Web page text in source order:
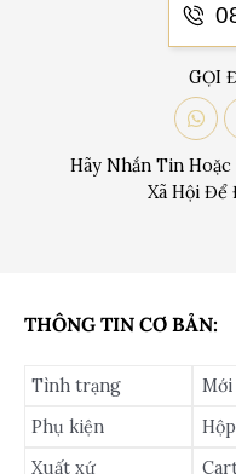
GỌI
Hãy Nhắn Tin
Xã Hội Để
THÔNG TIN CƠ BẢN:
Tình trạng
Mới
Phụ kiện
Xuất xứ